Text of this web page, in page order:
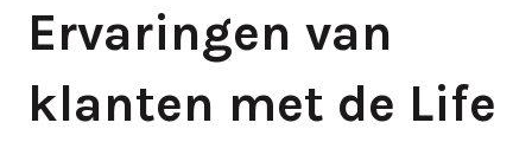
Ervaringen van
klanten met de Life